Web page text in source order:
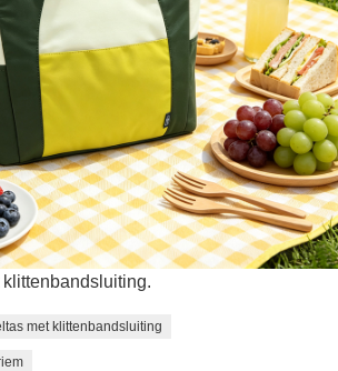
met klittenbandsluiting